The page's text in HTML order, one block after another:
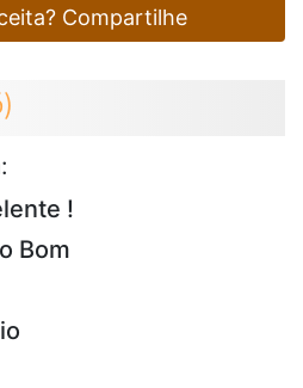
Compartilhe
!
Bom